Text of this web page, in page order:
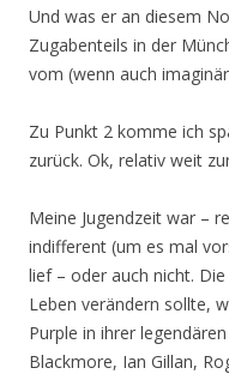
Und was er an diesem
Zugabenteils in der
vom (wenn auch
Zu Punkt 2 komme ich
zurück. Ok, relativ weit
Meine Jugendzeit war –
indifferent (um es mal
lief – oder auch nicht.
Leben verändern sollte,
Purple in ihrer legendären
Blackmore, Ian Gillan,